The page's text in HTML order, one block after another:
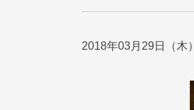
2018年03月29日（木）